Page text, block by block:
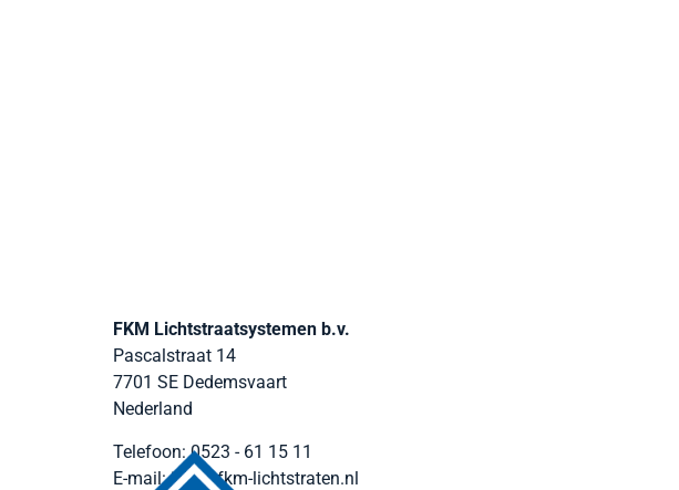
FKM Lichtstraatsystemen b.v.
Pascalstraat 14
7701 SE Dedemsvaart
Nederland
Telefoon:0523 - 61 15 11
E-mail:info@fkm-lichtstraten.nl